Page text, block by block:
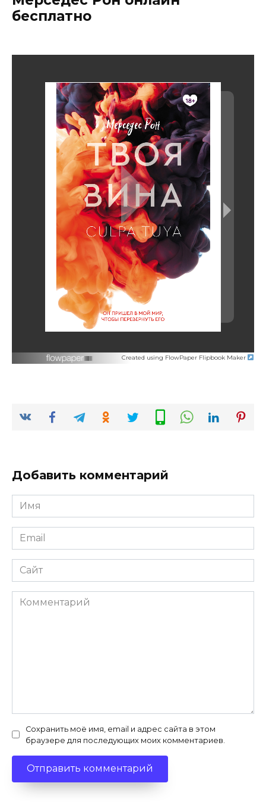
бесплатно
Created using FlowPaper Flipbook Maker
Добавить комментарий
Имя
*
Email
*
Сайт
Комментарий
Сохранить моё имя, email и адрес сайта в этом
браузере для последующих моих комментариев.